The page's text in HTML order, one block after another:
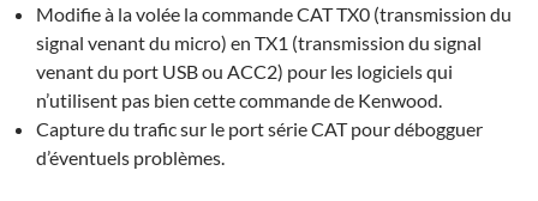
Modifie à la volée la commande CAT TX0 (transmission du
signal venant du micro) en TX1 (transmission du signal
venant du port USB ou ACC2) pour les logiciels qui
n’utilisent pas bien cette commande de Kenwood.
Capture du trafic sur le port série CAT pour débogguer
d’éventuels problèmes.